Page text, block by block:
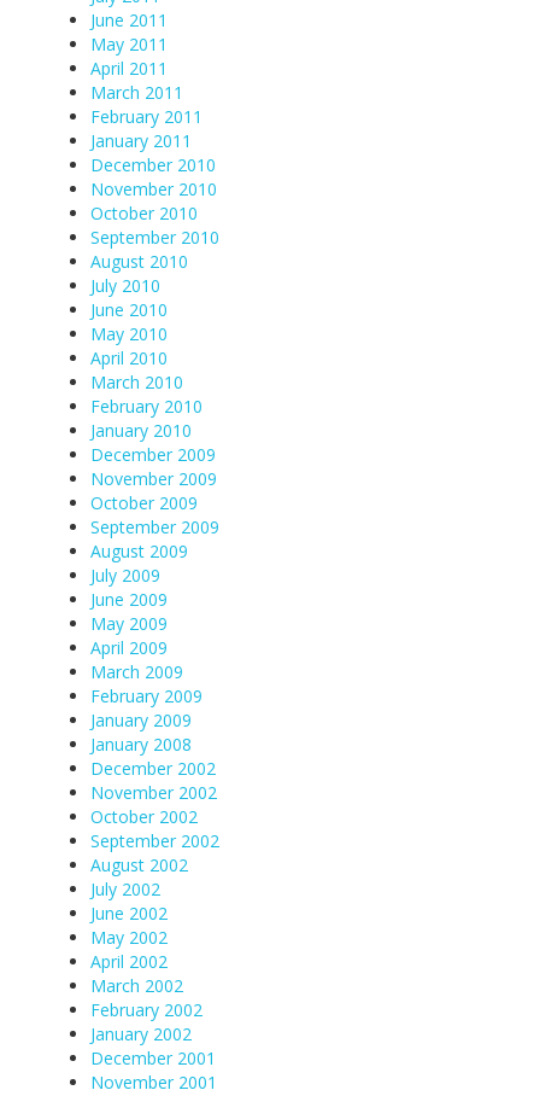
June 2011
May 2011
April 2011
March 2011
February 2011
January 2011
December 2010
November 2010
October 2010
September 2010
August 2010
July 2010
June 2010
May 2010
April 2010
March 2010
February 2010
January 2010
December 2009
November 2009
October 2009
September 2009
August 2009
July 2009
June 2009
May 2009
April 2009
March 2009
February 2009
January 2009
January 2008
December 2002
November 2002
October 2002
September 2002
August 2002
July 2002
June 2002
May 2002
April 2002
March 2002
February 2002
January 2002
December 2001
November 2001